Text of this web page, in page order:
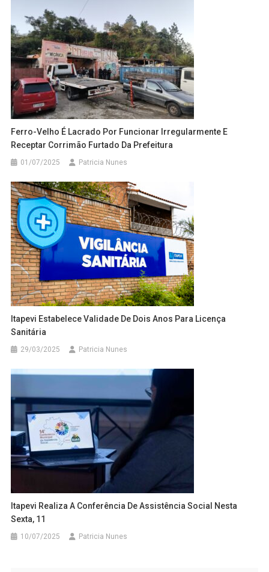
Ferro-Velho É Lacrado Por Funcionar Irregularmente E
Receptar Corrimão Furtado Da Prefeitura
01/07/2025 Patricia Nunes
Itapevi Estabelece Validade De Dois Anos Para Licença
Sanitária
29/03/2025 Patricia Nunes
Itapevi Realiza A Conferência De Assistência Social Nesta
Sexta, 11
10/07/2025 Patricia Nunes